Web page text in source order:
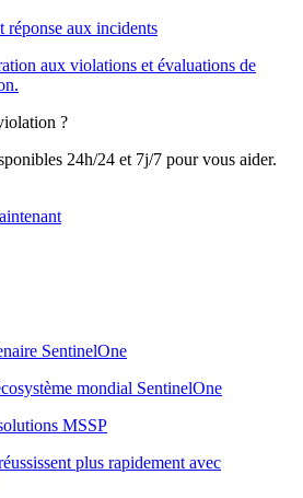
réponse aux incidents
aux violations et évaluations de
?
24h/24 et 7j/7 pour vous aider.
SentinelOne
mondial SentinelOne
MSSP
plus rapidement avec